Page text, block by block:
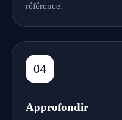
référence.
04
Approfondir